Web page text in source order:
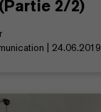
2/2)
| 24.06.2019